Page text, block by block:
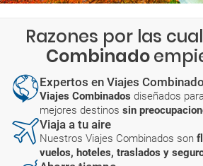
Razones por las
Combinado
Expertos en Viajes
Viajes Combinados diseñados
mejores destinos sin
Viaja a tu aire
Nuestros Viajes Combinados son
vuelos, hoteles, traslados y